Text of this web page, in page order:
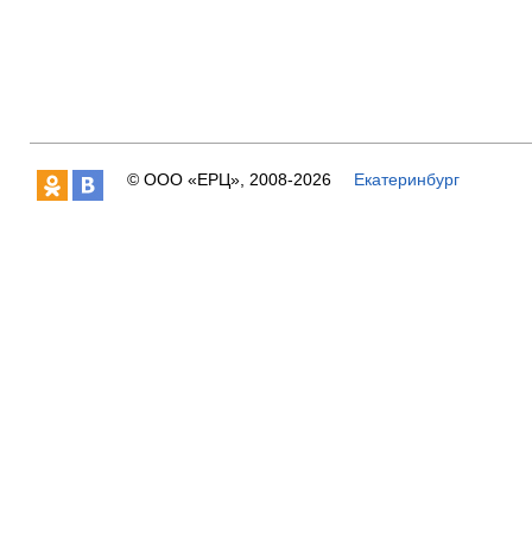
© ООО «ЕРЦ», 2008-2026 Екатеринбург